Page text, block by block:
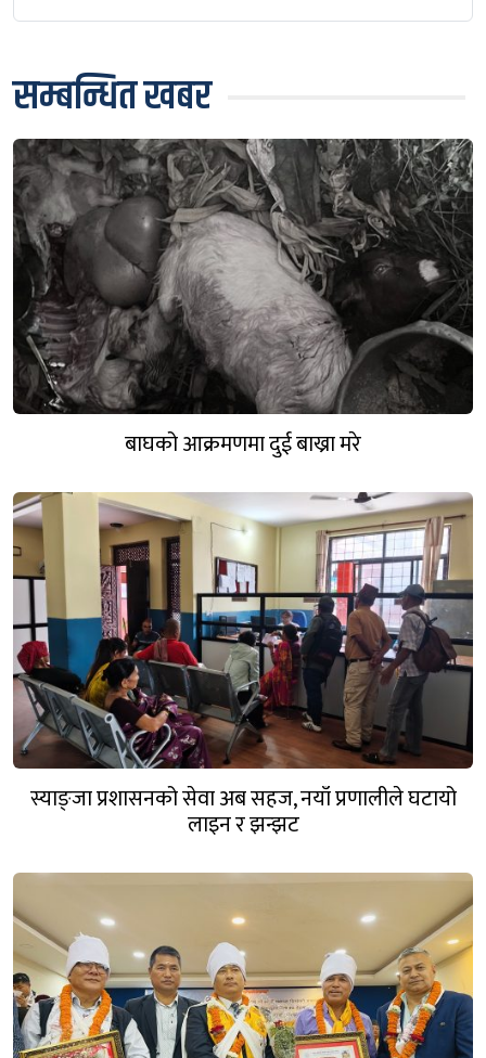
सम्बन्धित खबर
बाघको आक्रमणमा दुई बाख्रा मरे
स्याङ्जा प्रशासनको सेवा अब सहज, नयाँ प्रणालीले घटायो
लाइन र झन्झट